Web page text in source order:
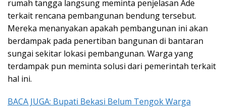
rumah tangga langsung meminta penjelasan Ade
terkait rencana pembangunan bendung tersebut.
Mereka menanyakan apakah pembangunan ini akan
berdampak pada penertiban bangunan di bantaran
sungai sekitar lokasi pembangunan. Warga yang
terdampak pun meminta solusi dari pemerintah terkait
hal ini.
BACA JUGA: Bupati Bekasi Belum Tengok Warga